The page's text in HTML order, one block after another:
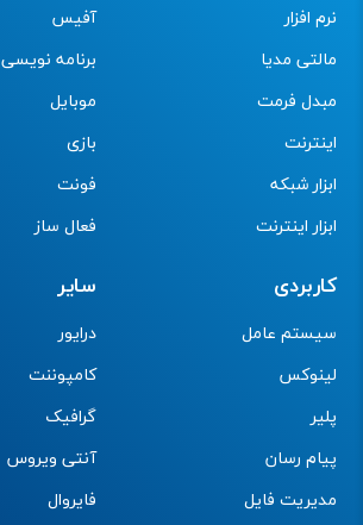
نرم افزار
مالتی مدیا
مبدل فرمت
اینترنت
ابزار شبکه
ابزار اینترنت
آفیس
برنامه نویسی
موبایل
بازی
فونت
فعال ساز
کاربردی
سیستم عامل
لینوکس
پلیر
پیام رسان
مدیریت فایل
سایر
درایور
کامپوننت
گرافیک
آنتی ویروس
فایروال